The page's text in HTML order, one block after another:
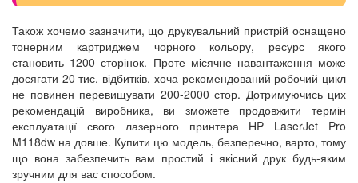
Також хочемо зазначити, що друкувальний пристрій оснащено
тонерним картриджем чорного кольору, ресурс якого
становить 1200 сторінок. Проте місячне навантаження може
досягати 20 тис. відбитків, хоча рекомендований робочий цикл
не повинен перевищувати 200-2000 стор. Дотримуючись цих
рекомендацій виробника, ви зможете продовжити термін
експлуатації свого лазерного принтера HP LaserJet Pro
M118dw на довше. Купити цю модель, безперечно, варто, тому
що вона забезпечить вам простий і якісний друк будь-яким
зручним для вас способом.